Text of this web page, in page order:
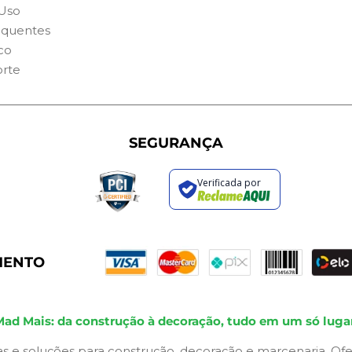
SEGURANÇA
Verificada por
Mais: da construção à decoração, tudo em um só